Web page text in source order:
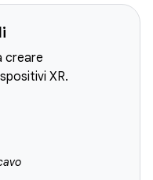
creare
XR.